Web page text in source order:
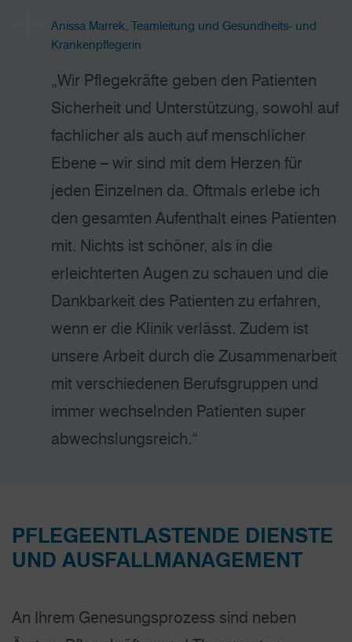
Anissa Marrek, Teamleitung und Gesundheits- und
Krankenpflegerin
„Wir Pflegekräfte geben den Patienten
Sicherheit und Unterstützung, sowohl auf
fachlicher als auch auf menschlicher
Ebene – wir sind mit dem Herzen für
jeden Einzelnen da. Oftmals erlebe ich
den gesamten Aufenthalt eines Patienten
mit. Nichts ist schöner, als in die
erleichter­ten Augen zu schauen und die
Dankbarkeit des Patienten zu erfahren,
wenn er die Klinik verlässt. Zudem ist
unsere Arbeit durch die Zusammen­arbeit
mit verschiedenen Berufsgruppen und
immer wechselnden Patienten super
abwechslungsreich.“
PFLEGEENTLASTENDE DIENSTE
UND AUSFALLMANAGEMENT
An Ihrem Genesungsprozess sind neben